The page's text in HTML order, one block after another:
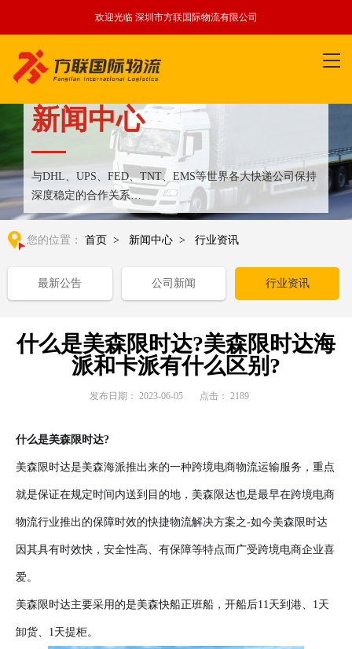
欢迎光临 深圳市方联国际物流有限公司
新闻中心
与DHL、UPS、FED、TNT、EMS等世界各大快递公司保持
深度稳定的合作关系
整合全球优质物流运输资源,满足国内外客户更多个性化需求
您的位置： 首页 > 新闻中心 > 行业资讯
最新公告 公司新闻 行业资讯
什么是美森限时达?美森限时达海
派和卡派有什么区别?
发布日期： 2023-06-05 点击： 2189
什么是美森限时达?
美森限时达是美森海派推出来的一种跨境电商物流运输服务，重点
就是保证在规定时间内送到目的地，美森限达也是最早在跨境电商
物流行业推出的保障时效的快捷物流解决方案之-如今美森限时达
因其具有时效快，安全性高、有保障等特点而广受跨境电商企业喜
爱。
美森限时达主要采用的是美森快船正班船，开船后11天到港、1天
卸货、1天提柜。